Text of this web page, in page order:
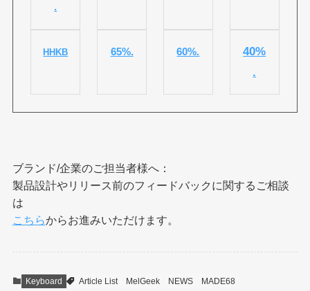
.
HHKB 65%. 60%.
40%
.
ブランド/企業のご担当者様へ：
製品設計やリリース前のフィードバックに関するご相談
は
こちらからお進みいただけます。
Keyboard Article List MelGeek NEWS MADE68